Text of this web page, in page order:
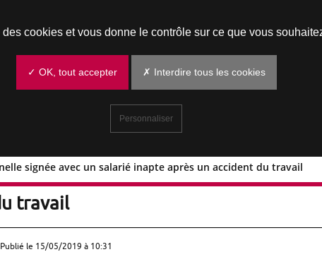
signée avec un salarié inapte après un accident du travail
signée avec un salarié
travail
le 15/05/2019 à 10:31
cookies et vous donne le contrôle sur ce que vous
✓ OK, tout accepter ✗ Interdire tous les cookies
Personnaliser